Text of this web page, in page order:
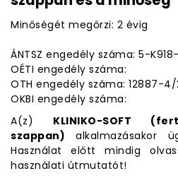
Minőségét megőrzi: 2 évig
ÁNTSZ engedély száma: 5-
OÉTI engedély száma:
OTH engedély száma: 12887-4/
OKBI engedély száma:
A(z) KLINIKO-SOFT
szappan) alkalmazásakor
Használat előtt mindig
használati útmutatót!